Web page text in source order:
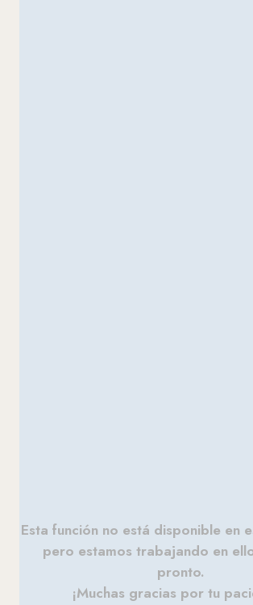
Esta función no está disponible en
pero estamos trabajando en
pronto.
¡Muchas gracias por tu